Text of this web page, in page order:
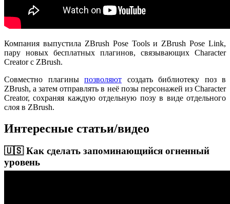
Компания выпустила ZBrush Pose Tools и ZBrush Pose Link,
пару новых бесплатных плагинов, связывающих Character
Creator с ZBrush.
Совместно плагины позволяют создать библиотеку поз в
ZBrush, а затем отправлять в неё позы персонажей из Character
Creator, сохраняя каждую отдельную позу в виде отдельного
слоя в ZBrush.
Интересные статьи/видео
🇺🇸 Как сделать запоминающийся огненный
уровень